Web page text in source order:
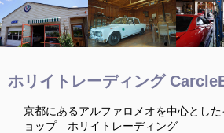
ホリイトレーディング
京都にあるアルファロメオを中心とし
ョップ ホリイトレーディング